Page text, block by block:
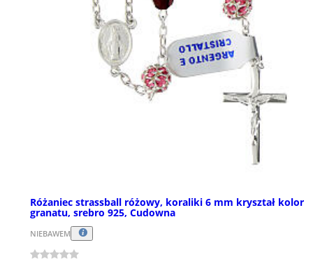
Różaniec strassball różowy, koraliki 6 mm kryształ kolor
granatu, srebro 925, Cudowna
NIEBAWEM